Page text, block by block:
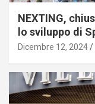
NEXTING,
lo sviluppo di
Dicembre 12, 2024